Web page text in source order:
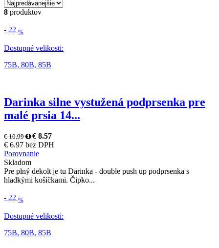
8 produktov
- 22 %
Dostupné velikosti:
75B, 80B, 85B
Darinka silne vystužená podprsenka pre
malé prsia 14...
€ 10.99
€ 8.57
€ 6.97 bez DPH
Porovnanie
Skladom
Pre plný dekolt je tu Darinka - double push up podprsenka s
hladkými košíčkami. Čipko...
- 22 %
Dostupné velikosti:
75B, 80B, 85B